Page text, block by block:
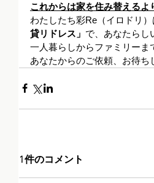
これからは家を住み替える
わたしたち彩Re（イロドリ）
貸リドレス」 で、あなたらし
一人暮らしからファミリー
あなたからのご依頼、お待ち
1件のコメント